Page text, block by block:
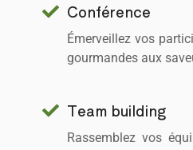
Conférence
Émerveillez vos
gourmandes aux
Team building
Rassemblez vos